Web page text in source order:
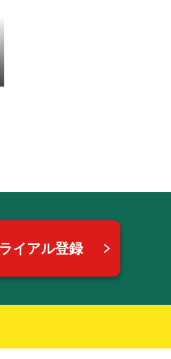
イアル登録